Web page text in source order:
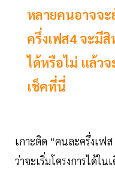
หลายคนอาจจะ
ครึ่งเฟส4 จะมี
ได้หรือไม่ เเล้ว
เช็คที่นี่
เกาะติด “คนละครึ่งเฟส
ว่าจะเริ่มโครงการได้ใ